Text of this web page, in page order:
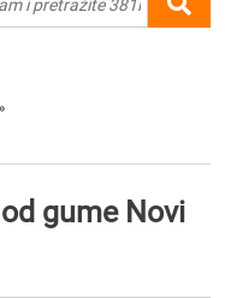
»
gume Novi